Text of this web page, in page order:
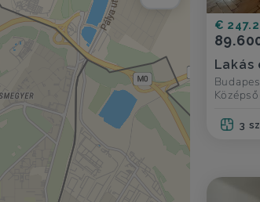
€
Lakás
3